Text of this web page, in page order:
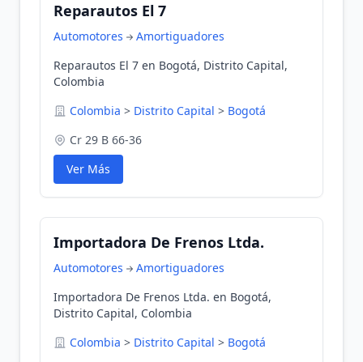
Reparautos El 7
Automotores
Amortiguadores
Reparautos El 7 en Bogotá, Distrito Capital,
Colombia
Colombia > Distrito Capital > Bogotá
Cr 29 B 66-36
Ver Más
Importadora De Frenos Ltda.
Automotores
Amortiguadores
Importadora De Frenos Ltda. en Bogotá,
Distrito Capital, Colombia
Colombia > Distrito Capital > Bogotá